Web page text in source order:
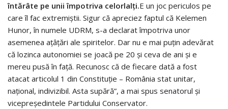
întărâte pe unii împotriva celorlalţi.E un joc periculos pe
care îl fac extremiştii. Sigur că apreciez faptul că Kelemen
Hunor, în numele UDRM, s-a declarat împotriva unor
asemenea aţâţări ale spiritelor. Dar nu e mai puţin adevărat
că lozinca autonomiei se joacă pe 20 şi ceva de ani şi e
mereu pusă în faţă. Recunosc că de fiecare dată a fost
atacat articolul 1 din Constituţie – România stat unitar,
naţional, indivizibil. Asta supără”, a mai spus senatorul şi
vicepreşedintele Partidului Conservator.